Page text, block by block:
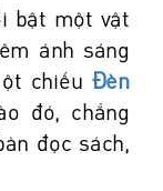
bật một vật
ánh sáng
chiếu Đèn
đó, chẳng
đọc sách,